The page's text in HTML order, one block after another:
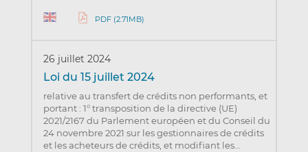
PDF (2.71MB)
26 juillet 2024
Loi du 15 juillet 2024
relative au transfert de crédits non performants, et
portant : 1° transposition de la directive (UE)
2021/2167 du Parlement européen et du Conseil du
24 novembre 2021 sur les gestionnaires de crédits
et les acheteurs de crédits, et modifiant les…